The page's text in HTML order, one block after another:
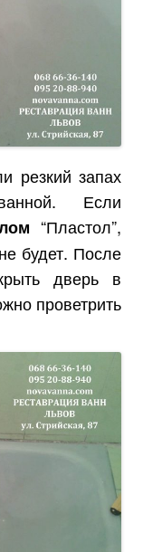
резкий запах
Если
“Пластол”,
будет. После
дверь в
проветрить